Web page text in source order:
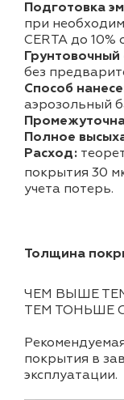
Подготовка
при
CERTA до
Грунтовочный
без
Способ
аэрозольный
Полное
Расход:
покрытия 30
учета потерь.
Толщина
ЧЕМ ВЫШЕ
ТЕМ ТОНЬШЕ
покрытия в
эксплуатации.